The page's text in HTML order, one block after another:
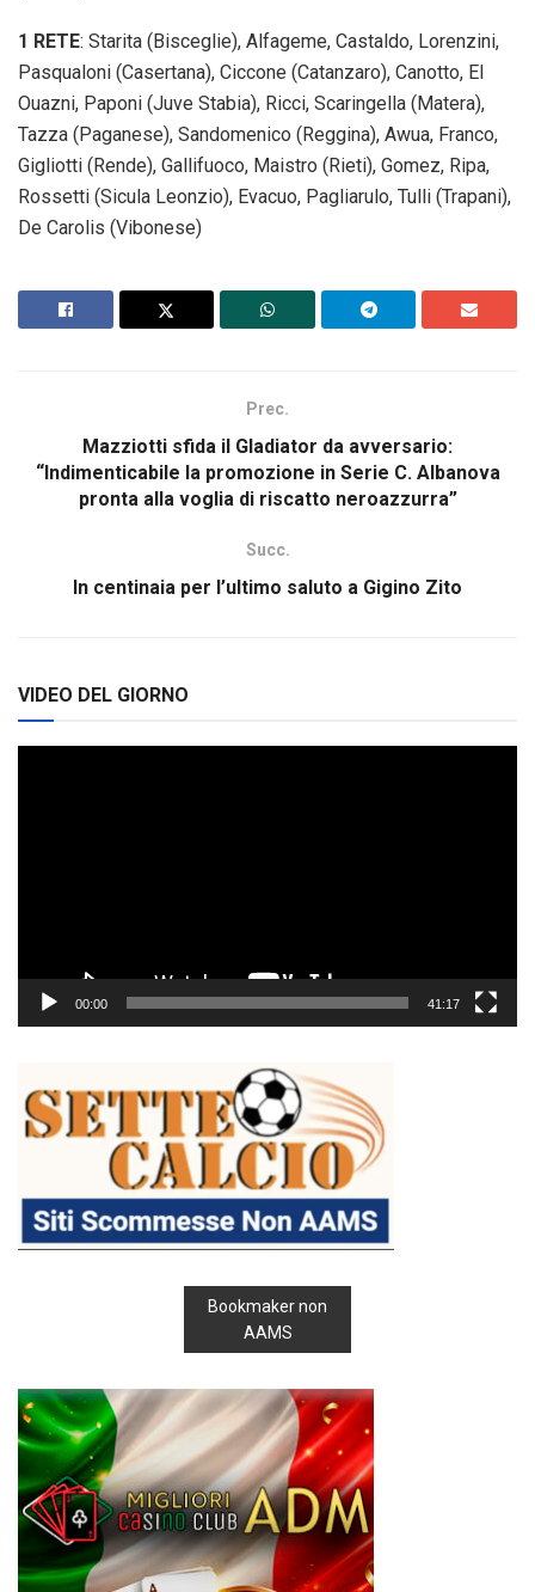
1 RETE: Starita (Bisceglie), Alfageme, Castaldo, Lorenzini,
Pasqualoni (Casertana), Ciccone (Catanzaro), Canotto, El
Ouazni, Paponi (Juve Stabia), Ricci, Scaringella (Matera),
Tazza (Paganese), Sandomenico (Reggina), Awua, Franco,
Gigliotti (Rende), Gallifuoco, Maistro (Rieti), Gomez, Ripa,
Rossetti (Sicula Leonzio), Evacuo, Pagliarulo, Tulli (Trapani),
De Carolis (Vibonese)
Prec.
Mazziotti sfida il Gladiator da avversario:
“Indimenticabile la promozione in Serie C. Albanova
pronta alla voglia di riscatto neroazzurra”
Succ.
In centinaia per l’ultimo saluto a Gigino Zito
VIDEO DEL GIORNO
00:00 41:17
Bookmaker non
AAMS